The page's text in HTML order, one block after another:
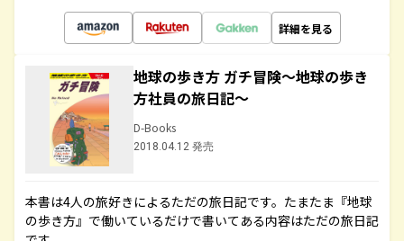
詳細を見る
地球の歩き方 ガチ冒険～地球の歩き
方社員の旅日記～
D-Books
2018.04.12 発売
本書は4人の旅好きによるただの旅日記です。たまたま『地球
の歩き方』で働いているだけで書いてある内容はただの旅日記